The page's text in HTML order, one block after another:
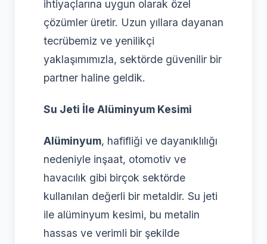
ihtiyaçlarına uygun olarak özel
çözümler üretir. Uzun yıllara dayanan
tecrübemiz ve yenilikçi
yaklaşımımızla, sektörde güvenilir bir
partner haline geldik.
Su Jeti İle Alüminyum Kesimi
Alüminyum, hafifliği ve dayanıklılığı
nedeniyle inşaat, otomotiv ve
havacılık gibi birçok sektörde
kullanılan değerli bir metaldir. Su jeti
ile alüminyum kesimi, bu metalin
hassas ve verimli bir şekilde